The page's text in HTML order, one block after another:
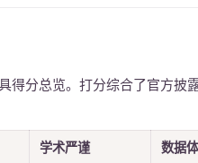
得分总览。打分综合了官方
学术严谨 数据